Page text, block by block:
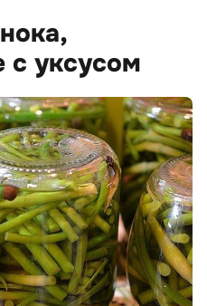
с уксусом